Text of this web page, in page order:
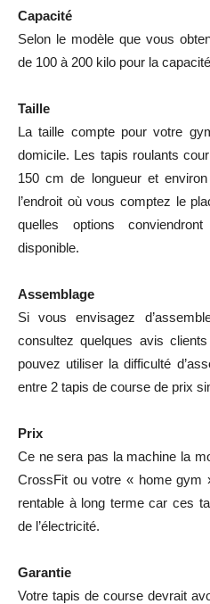
Capacité
Selon le modèle que vous
de 100 à 200 kilo pour la
Taille
La taille compte pour votre
domicile. Les tapis roulants
150 cm de longueur et
l’endroit où vous comptez le
quelles options
disponible.
Assemblage
Si vous envisagez
consultez quelques avis
pouvez utiliser la difficulté
entre 2 tapis de course de prix
Prix
Ce ne sera pas la machine la
CrossFit ou votre « home gym
rentable à long terme car ces
de l’électricité.
Garantie
Votre tapis de course devrait